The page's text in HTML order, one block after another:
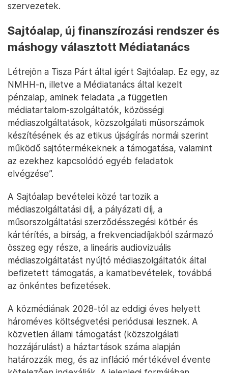
szervezetek.
Sajtóalap, új finanszírozási rendszer és
máshogy választott Médiatanács
Létrejön a Tisza Párt által ígért Sajtóalap. Ez egy, az
NMHH-n, illetve a Médiatanács által kezelt
pénzalap, aminek feladata „a független
médiatartalom-szolgáltatók, közösségi
médiaszolgáltatások, közszolgálati műsorszámok
készítésének és az etikus újságírás normái szerint
működő sajtótermékeknek a támogatása, valamint
az ezekhez kapcsolódó egyéb feladatok
elvégzése”.
A Sajtóalap bevételei közé tartozik a
médiaszolgáltatási díj, a pályázati díj, a
műsorszolgáltatási szerződésszegési kötbér és
kártérítés, a bírság, a frekvenciadíjakból származó
összeg egy része, a lineáris audiovizuális
médiaszolgáltatást nyújtó médiaszolgáltatók által
befizetett támogatás, a kamatbevételek, továbbá
az önkéntes befizetések.
A közmédiának 2028-tól az eddigi éves helyett
hároméves költségvetési periódusai lesznek. A
közvetlen állami támogatást (közszolgálati
hozzájárulást) a háztartások száma alapján
határozzák meg, és az infláció mértékével évente